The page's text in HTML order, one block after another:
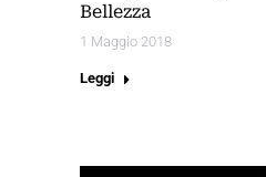
Bellezza
1 Maggio 2018
Leggi